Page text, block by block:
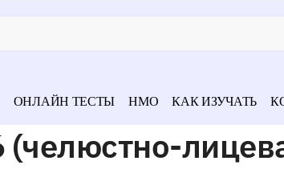
ОНЛАЙН ТЕСТЫ НМО КАК ИЗУЧАТЬ